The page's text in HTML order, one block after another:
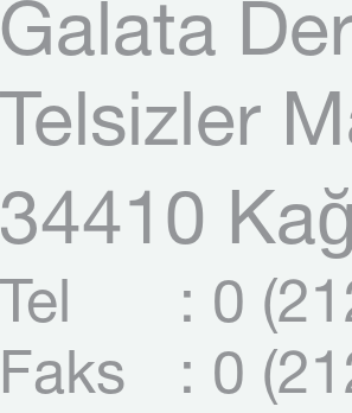
Galata
Telsizler
34410
Tel
: 0
Faks
: 0